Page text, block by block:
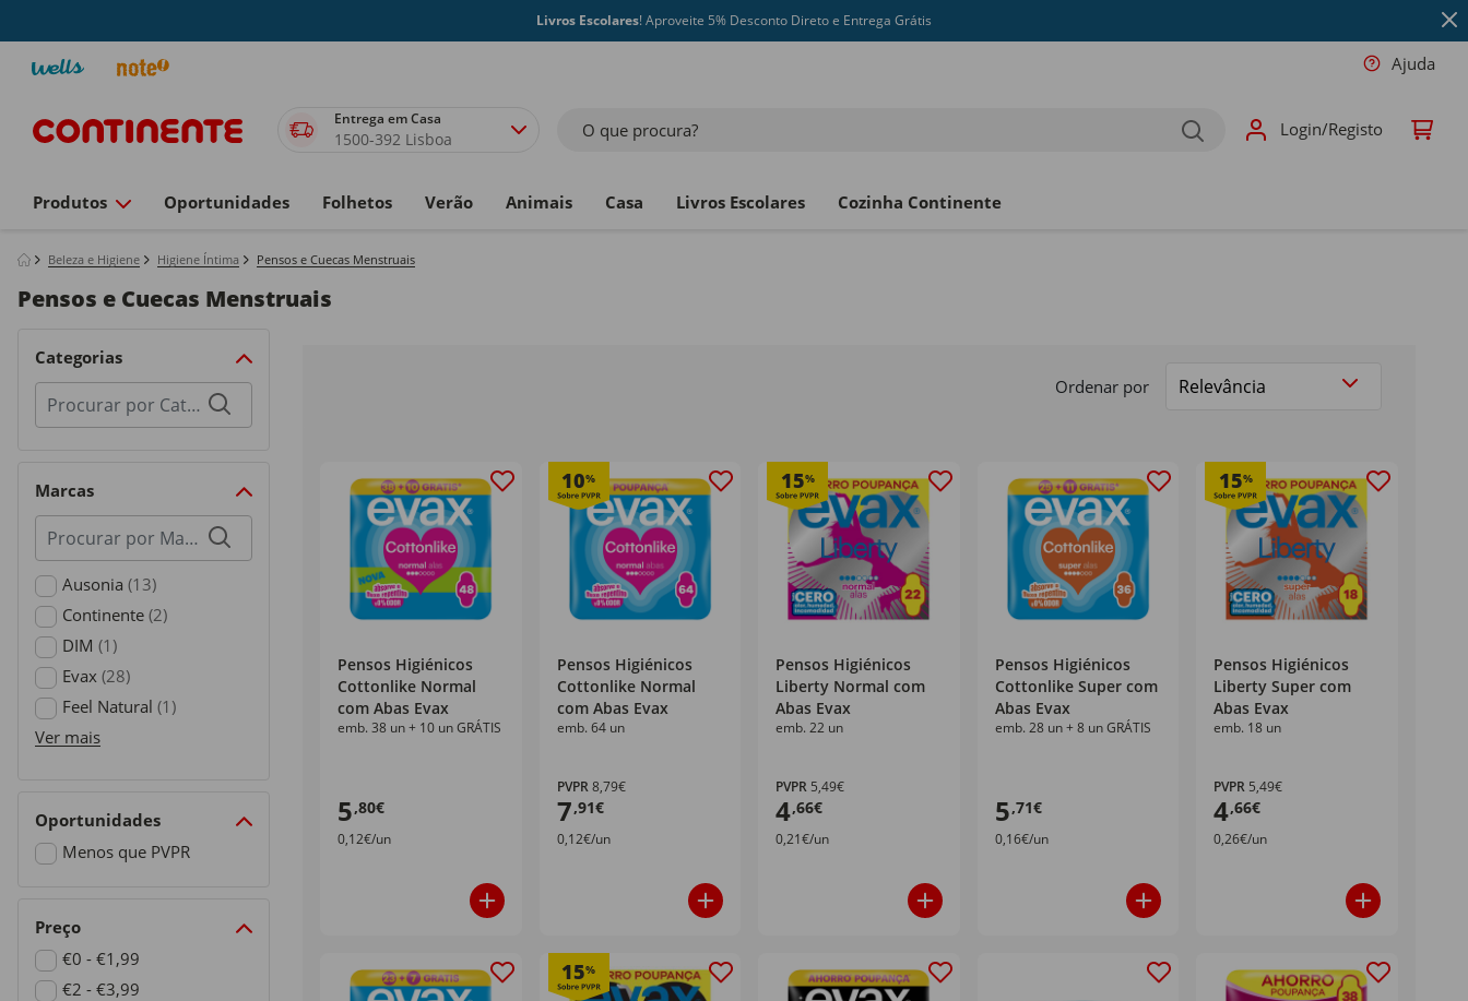
Livros Escolares! Aproveite 5% Desconto Direto e Entrega Grátis
Ajuda
Entrega em Casa
1500-392 Lisboa O que procura? Login/Registo
Produtos Oportunidades Folhetos Verão Animais Casa Livros Escolares Cozinha Continente
Beleza e Higiene Higiene Íntima Pensos e Cuecas Menstruais
Pensos e Cuecas Menstruais
Categorias
Procurar
por
Marcas
Procurar
por
marcasAusonia (13)
Refine by Marcas: Ausonia
Continente (2)
Refine by Marcas: Continente
DIM (1)
Refine by Marcas: DIM
Evax (28)
Refine by Marcas: Evax
Feel Natural (1)
Refine by Marcas: Feel Natural
Ver mais
Oportunidades
Menos que PVPR
Preço
€0 - €1,99
Refine by Preço: €0 - €1,99
€2 - €3,99
Ordenar por
Pensos Higiénicos
Cottonlike Normal
com Abas Evax
emb. 38 un + 10 un GRÁTIS
5,80€
0,12€/un
10%
Pensos Higiénicos
Cottonlike Normal
com Abas Evax
emb. 64 un
PVPR8,79€
7,91€
0,12€/un
15%
Pensos Higiénicos
Liberty Normal com
Abas Evax
emb. 22 un
PVPR 5,49€
4,66€
0,21€/un
Pensos Higiénicos
Cottonlike Super com
Abas Evax
emb. 28 un + 8 un GRÁTIS
5,71€
0,16€/un
15%
Pensos Higiénicos
Liberty Super com
Abas Evax
emb. 18 un
PVPR 5,49€
4,66€
0,26€/un
15%